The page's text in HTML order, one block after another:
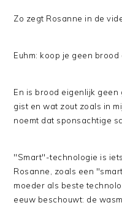
Zo zegt Rosanne in de
Euhm: koop je geen brood
En is brood eigenlijk
gist en wat zout zoals in
noemt dat sponsachtige
"Smart"-technologie is
Rosanne, zoals een
moeder als beste
eeuw beschouwt: de